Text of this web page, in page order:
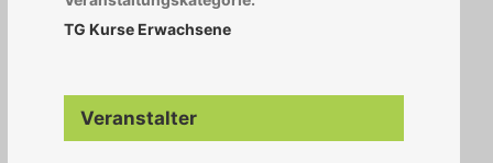
TG Kurse Erwachsene
Veranstalter